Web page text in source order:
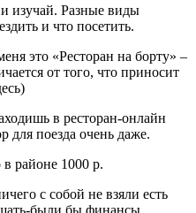
изучай. Разные виды
и что посетить.
это «Ресторан на борту» –
от того, что приносит
в ресторан-онлайн
поезда очень даже.
районе 1000 р.
с собой не взяли есть
были бы финансы.